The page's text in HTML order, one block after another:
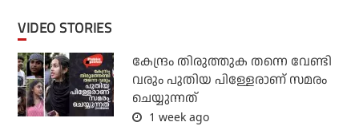
VIDEO STORIES
കേന്ദ്രം തിരുത്തുക തന്നെ വേണ്ടി
വരും പുതിയ പിള്ളേരാണ് സമരം
ചെയ്യുന്നത്
1 week ago